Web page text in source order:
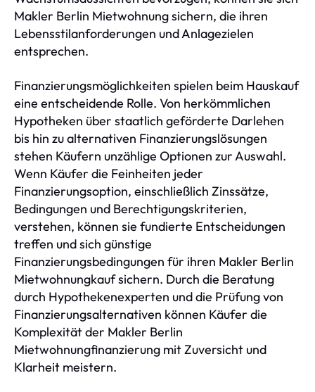
Makler Berlin Mietwohnung sichern, die ihren
Lebensstilanforderungen und Anlagezielen
entsprechen.
Finanzierungsmöglichkeiten spielen beim Hauskauf
eine entscheidende Rolle. Von herkömmlichen
Hypotheken über staatlich geförderte Darlehen
bis hin zu alternativen Finanzierungslösungen
stehen Käufern unzählige Optionen zur Auswahl.
Wenn Käufer die Feinheiten jeder
Finanzierungsoption, einschließlich Zinssätze,
Bedingungen und Berechtigungskriterien,
verstehen, können sie fundierte Entscheidungen
treffen und sich günstige
Finanzierungsbedingungen für ihren Makler Berlin
Mietwohnungkauf sichern. Durch die Beratung
durch Hypothekenexperten und die Prüfung von
Finanzierungsalternativen können Käufer die
Komplexität der Makler Berlin
Mietwohnungfinanzierung mit Zuversicht und
Klarheit meistern.